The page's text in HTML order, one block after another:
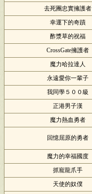
去死團忠實擁護者
幸運下的奇蹟
酢漿草的祝福
CrossGate擁護者
魔力哈拉達人
永遠愛你一輩子
我同學５００級
正港男子漢
魔力熱血勇者
回憶屈原的勇者
魔力的幸福國度
抓寵龍爪手
天使的奴僕